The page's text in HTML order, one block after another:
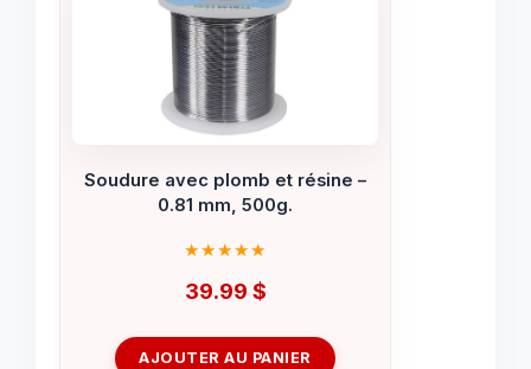
Soudure avec plomb et résine –
0.81 mm, 500g.
39.99 $
AJOUTER AU PANIER